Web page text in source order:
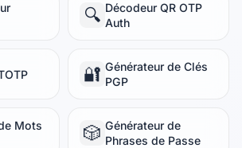
🔍 Décodeur QR OTP
Auth
🔐 Générateur de Clés
PGP
Mots
🎲 Générateur de
Phrases de Passe